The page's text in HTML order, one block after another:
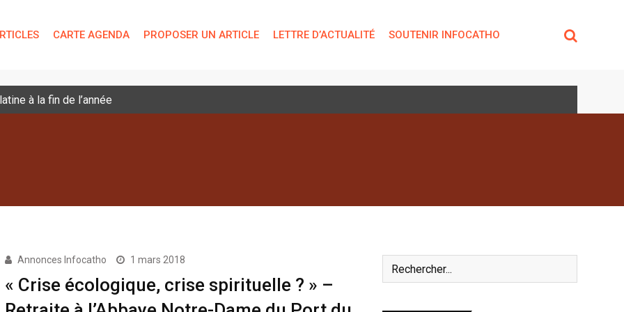
CARTE AGENDA PROPOSER UN ARTICLE LETTRE D’ACTUALITÉ SOUTENIR INFOCATHO
à la fin de l’année
Annonces Infocatho 1 mars 2018
« Crise écologique, crise spirituelle ? » –